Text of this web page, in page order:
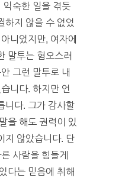
익숙한 일을 겪듯
하지 않을 수 없었
니었지만, 여자에
말투는 혐오스러
그런 말투로 내
니다. 하지만 언
니다. 그가 감사할
을 해도 권력이 있
지 않았습니다. 단
사람을 힘들게
다는 믿음에 취해